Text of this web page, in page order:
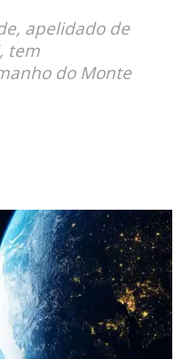
apelidado de
tem
do Monte